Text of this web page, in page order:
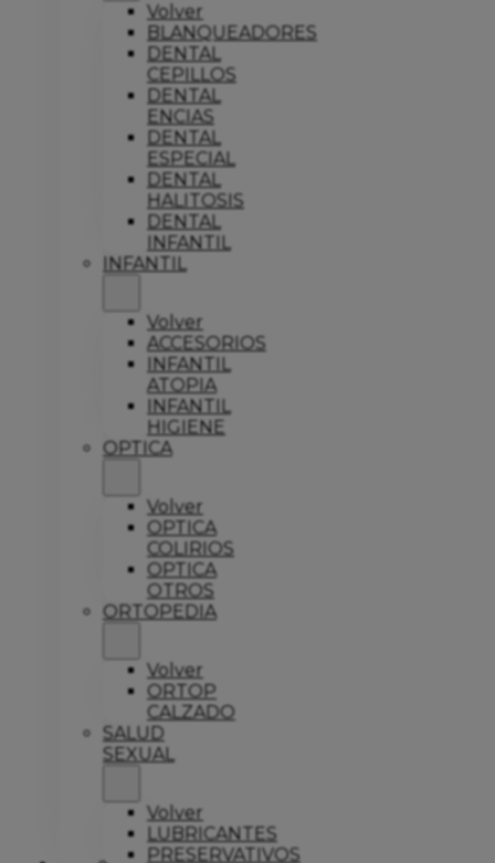
Volver
BLANQUEADORES
DENTAL
CEPILLOS
DENTAL
ENCIAS
DENTAL
ESPECIAL
DENTAL
HALITOSIS
DENTAL
INFANTIL
INFANTIL
Volver
ACCESORIOS
INFANTIL
ATOPIA
INFANTIL
HIGIENE
OPTICA
Volver
OPTICA
COLIRIOS
OPTICA
OTROS
ORTOPEDIA
Volver
ORTOP
CALZADO
SALUD
SEXUAL
Volver
LUBRICANTES
PRESERVATIVOS